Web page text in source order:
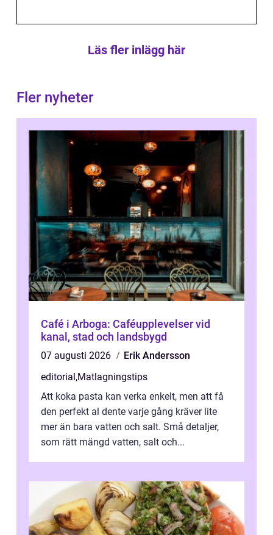
Läs fler inlägg här
Fler nyheter
Café i Arboga: Caféupplevelser vid
kanal, stad och landsbygd
07 augusti 2026
Erik Andersson
editorial ,Matlagningstips
Att koka pasta kan verka enkelt, men att få
den perfekt al dente varje gång kräver lite
mer än bara vatten och salt. Små detaljer,
som rätt mängd vatten, salt och...